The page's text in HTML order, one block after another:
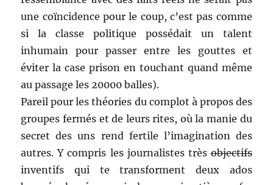
une coïncidence pour le coup, c’est pas comme
si la classe politique possédait un talent
inhumain pour passer entre les gouttes et
éviter la case prison en touchant quand même
au passage les 20000 balles).
Pareil pour les théories du complot à propos des
groupes fermés et de leurs rites, où la manie du
secret des uns rend fertile l’imagination des
autres. Y compris les journalistes trèsobjectifs
inventifs qui te transforment deux ados